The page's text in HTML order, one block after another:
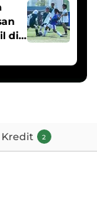
di
Kredit 2